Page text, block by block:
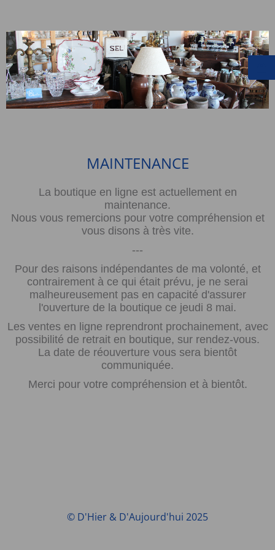
MAINTENANCE
La boutique en ligne est actuellement en
maintenance.
Nous vous remercions pour votre compréhension et
vous disons à très vite.
---
Pour des raisons indépendantes de ma volonté, et
contrairement à ce qui était prévu, je ne serai
malheureusement pas en capacité d'assurer
l'ouverture de la boutique ce jeudi 8 mai.
Les ventes en ligne reprendront prochainement, avec
possibilité de retrait en boutique, sur rendez-vous.
La date de réouverture vous sera bientôt
communiquée.
Merci pour votre compréhension et à bientôt.
© D'Hier & D'Aujourd'hui 2025